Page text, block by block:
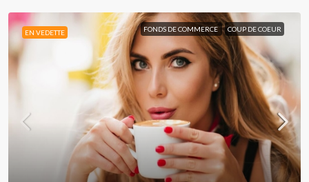
EN VEDETTE FONDS DE COMMERCE COUP DE COEUR